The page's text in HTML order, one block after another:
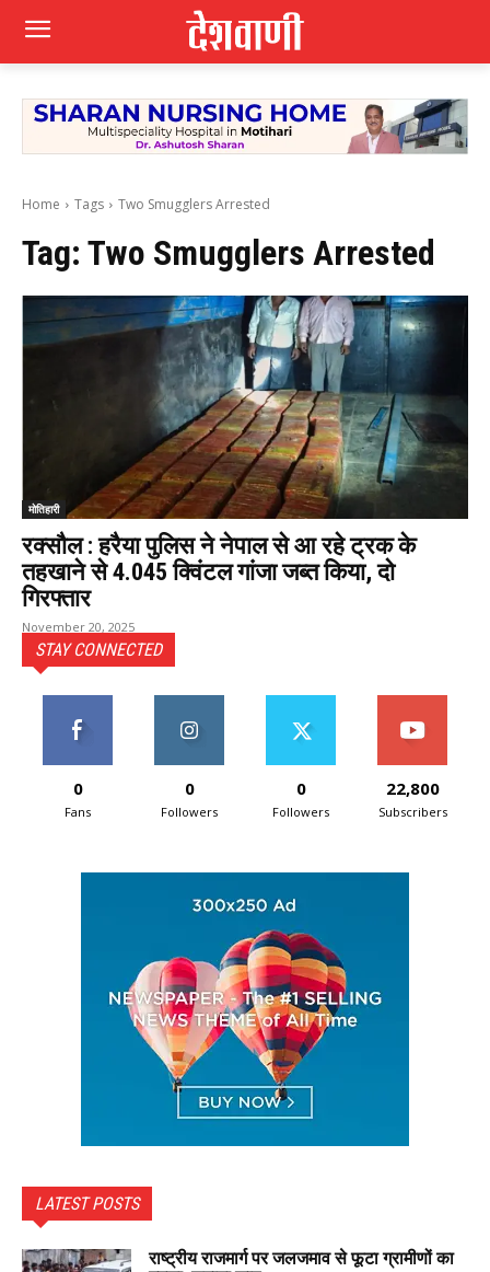
Home Tags Two Smugglers Arrested
Tag: Two Smugglers Arrested
मोतिहारी
रक्सौल : हरैया पुलिस ने नेपाल से आ रहे ट्रक के
तहखाने से 4.045 क्विंटल गांजा जब्त किया, दो
गिरफ्तार
November 20, 2025
STAY CONNECTED
0
Fans
0
Followers
0
Followers
22,800
Subscribers
LATEST POSTS
राष्ट्रीय राजमार्ग पर जलजमाव से फूटा ग्रामीणों का